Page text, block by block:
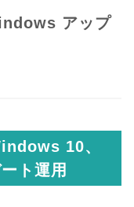
アップ
10、
ト運用